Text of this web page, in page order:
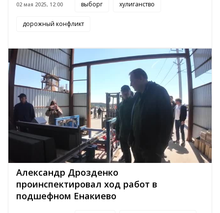
02 мая 2025, 12:00 выборг хулиганство
дорожный конфликт
Александр Дрозденко
проинспектировал ход работ в
подшефном Енакиево